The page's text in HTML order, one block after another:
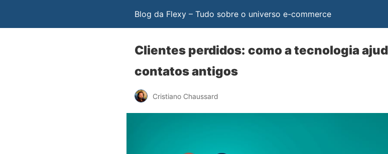
Blog da Flexy – Tudo sobre o universo e-commerce
Clientes perdidos: como a tecnologia
contatos antigos
Cristiano Chaussard